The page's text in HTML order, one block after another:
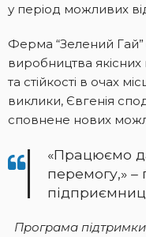
у період можливих
Ферма “Зелений
виробництва якісних
та стійкості в очах
виклики, Євгенія
сповнене нових
«Працюємо
перемогу,» –
Програма підтримки